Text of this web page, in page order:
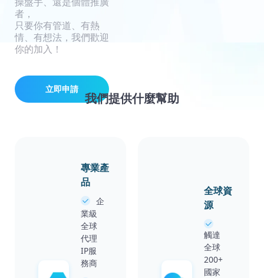
者，
只要你有管道、有熱
情、有想法，我們歡迎
你的加入！
立即申請
我們提供什麼幫助
專業產
品
企
業級
全球
代理
IP服
務商
全球資
源
觸達
全球
200+
國家